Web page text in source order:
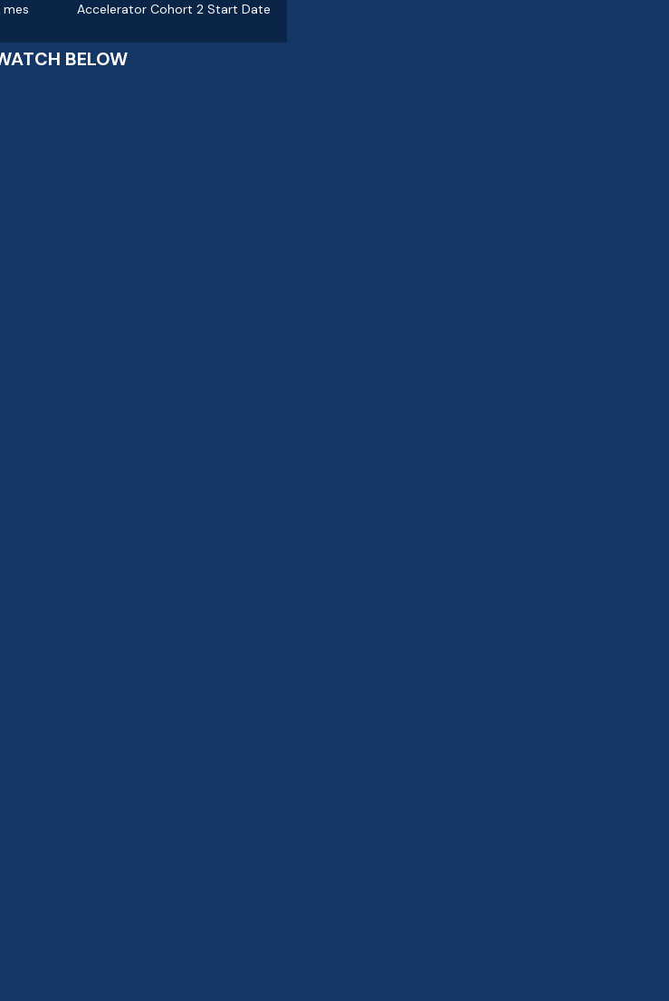
mes Accelerator Cohort 2 Start Date
BELOW